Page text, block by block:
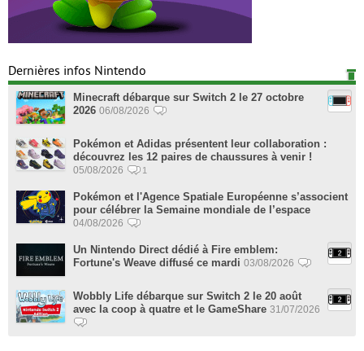
Dernières infos Nintendo
Minecraft débarque sur Switch 2 le 27 octobre
2026 06/08/2026
Pokémon et Adidas présentent leur collaboration :
découvrez les 12 paires de chaussures à venir !
05/08/2026 1
Pokémon et l'Agence Spatiale Européenne s’associent
pour célébrer la Semaine mondiale de l’espace
04/08/2026
Un Nintendo Direct dédié à Fire emblem:
Fortune's Weave diffusé ce mardi 03/08/2026
Wobbly Life débarque sur Switch 2 le 20 août
avec la coop à quatre et le GameShare 31/07/2026